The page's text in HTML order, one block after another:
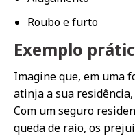
Roubo e furto
Exemplo
Imagine que, em uma
atinja a sua
Com um seguro
queda de raio, os